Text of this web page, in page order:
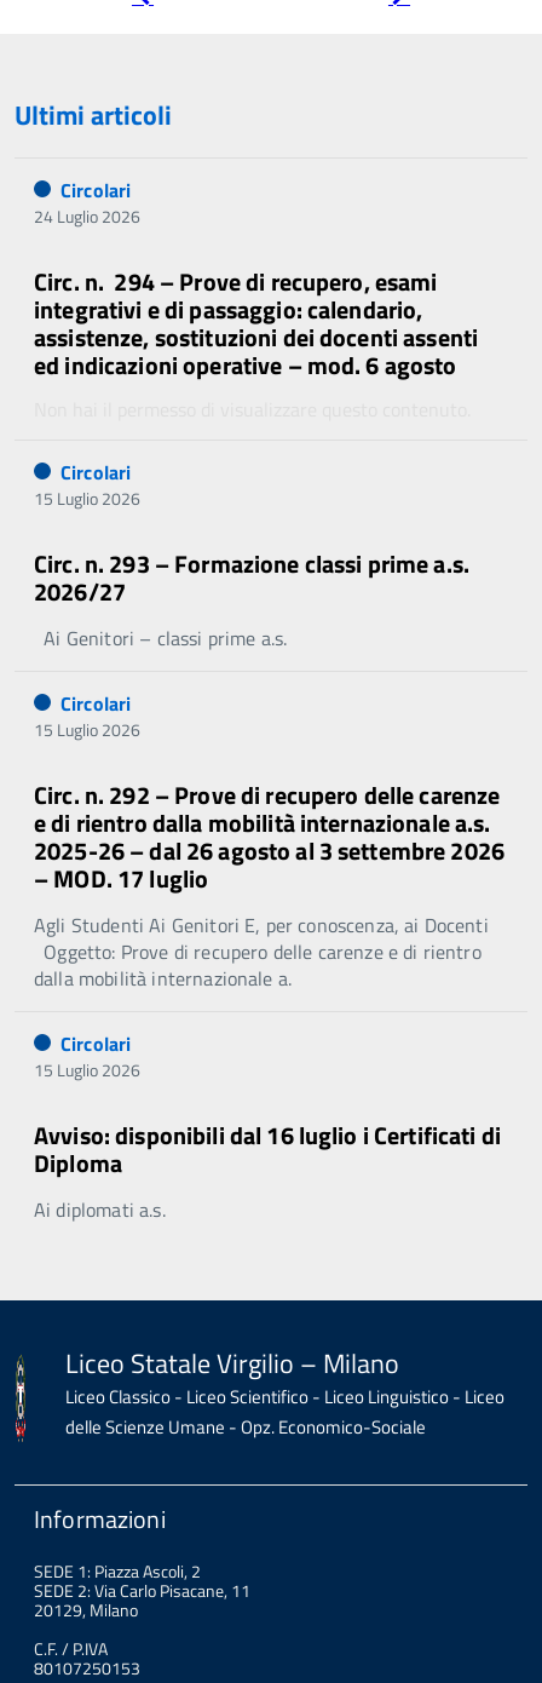
Ultimi articoli
Circolari
24 Luglio 2026
Circ. n. 294 – Prove di recupero, esami
integrativi e di passaggio: calendario,
assistenze, sostituzioni dei docenti assenti
ed indicazioni operative – mod. 6 agosto
Circolari
15 Luglio 2026
Circ. n. 293 – Formazione classi prime a.s.
2026/27
Ai Genitori – classi prime a.s.
Circolari
15 Luglio 2026
Circ. n. 292 – Prove di recupero delle carenze
e di rientro dalla mobilità internazionale a.s.
2025-26 – dal 26 agosto al 3 settembre 2026
– MOD. 17 luglio
Agli Studenti Ai Genitori E, per conoscenza, ai Docenti
Oggetto: Prove di recupero delle carenze e di rientro
dalla mobilità internazionale a.
Circolari
15 Luglio 2026
Avviso: disponibili dal 16 luglio i Certificati di
Diploma
Ai diplomati a.s.
Liceo Statale Virgilio – Milano
Liceo Classico - Liceo Scientifico - Liceo Linguistico - Liceo
delle Scienze Umane - Opz. Economico-Sociale
Informazioni
SEDE 1: Piazza Ascoli, 2
SEDE 2: Via Carlo Pisacane, 11
20129, Milano
C.F. / P.IVA
80107250153